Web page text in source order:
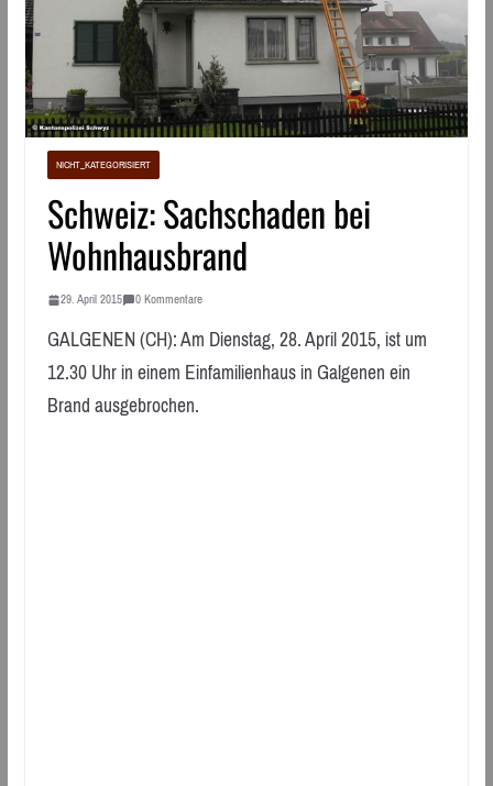
NICHT_KATEGORISIERT
Schweiz: Sachschaden bei
Wohnhausbrand
29. April 2015 0 Kommentare
GALGENEN (CH): Am Dienstag, 28. April 2015, ist um
12.30 Uhr in einem Einfamilienhaus in Galgenen ein
Brand ausgebrochen.